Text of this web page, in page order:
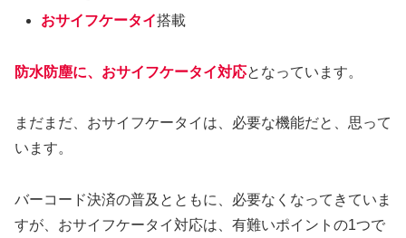
おサイフケータイ搭載
防水防塵に、おサイフケータイ対応となっています。
まだまだ、おサイフケータイは、必要な機能だと、思って
います。
バーコード決済の普及とともに、必要なくなってきていま
すが、おサイフケータイ対応は、有難いポイントの1つで